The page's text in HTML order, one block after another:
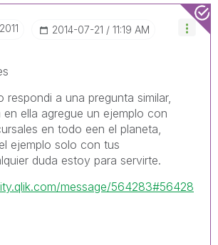
‎2014-07-21 11:19 AM
respondi a una pregunta similar,
en ella agregue un ejemplo con
en todo een el planeta,
ejemplo solo con tus
duda estoy para servirte.
message/564283#56428